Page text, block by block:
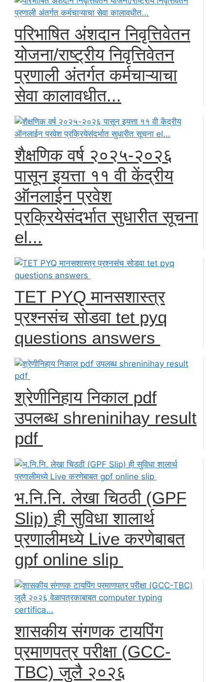
परिभाषित अंशदान निवृत्तिवेतन
योजना/राष्ट्रीय निवृत्तिवेतन
प्रणाली अंतर्गत कर्मचाऱ्याचा
सेवा कालावधीत...
शैक्षणिक वर्ष २०२५-२०२६
पासून इयत्ता ११ वी केंद्रीय
ऑनलाईन प्रवेश
प्रक्रियेसंदर्भात सुधारीत सूचना
el...
TET PYQ मानसशास्त्र
प्रश्नसंच सोडवा tet pyq
questions answers
श्रेणीनिहाय निकाल pdf
उपलब्ध shreninihay result
pdf
भ.नि.नि. लेखा चिठठी (GPF
Slip) ही सुविधा शालार्थ
प्रणालीमध्ये Live करणेबाबत
gpf online slip
शासकीय संगणक टायपिंग
प्रमाणपत्र परीक्षा (GCC-
TBC) जुलै २०२६